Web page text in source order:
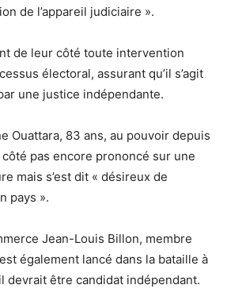
de l’appareil judiciaire ».
de leur côté toute intervention
électoral, assurant qu’il s’agit
une justice indépendante.
Ouattara, 83 ans, au pouvoir depuis
côté pas encore prononcé sur une
mais s’est dit « désireux de
pays ».
Jean-Louis Billon, membre
également lancé dans la bataille à
devrait être candidat indépendant.